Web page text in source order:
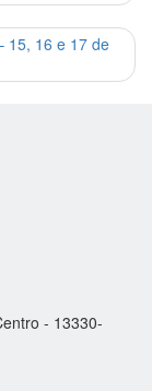
15, 16 e 17 de
- 13330-